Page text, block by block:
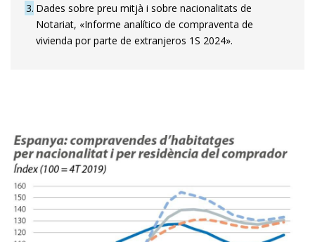
3 Dades sobre preu mitjà i sobre nacionalitats de
Notariat, «Informe analítico de compraventa de
vivienda por parte de extranjeros 1S 2024».